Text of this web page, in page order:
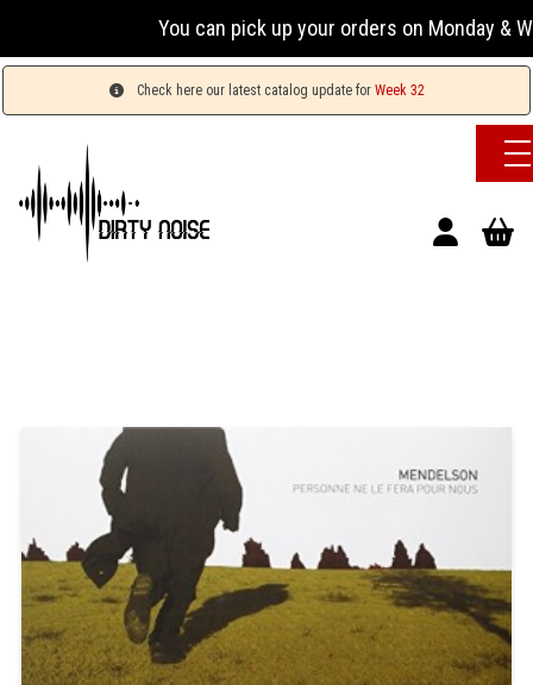
You can pick up your orders on Monday &
Check here our latest catalog update for Week 32